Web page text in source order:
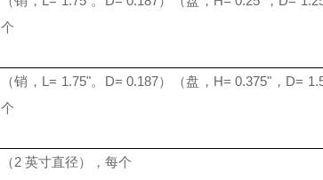
个
（销， L= 1.75"。 D= 0.187）（盘， H= 0.375" ， D=
个
（2 英寸直径） ，每个